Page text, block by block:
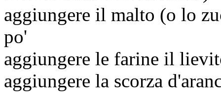
aggiungere il malto (o lo
po'
aggiungere le farine il
aggiungere la scorza